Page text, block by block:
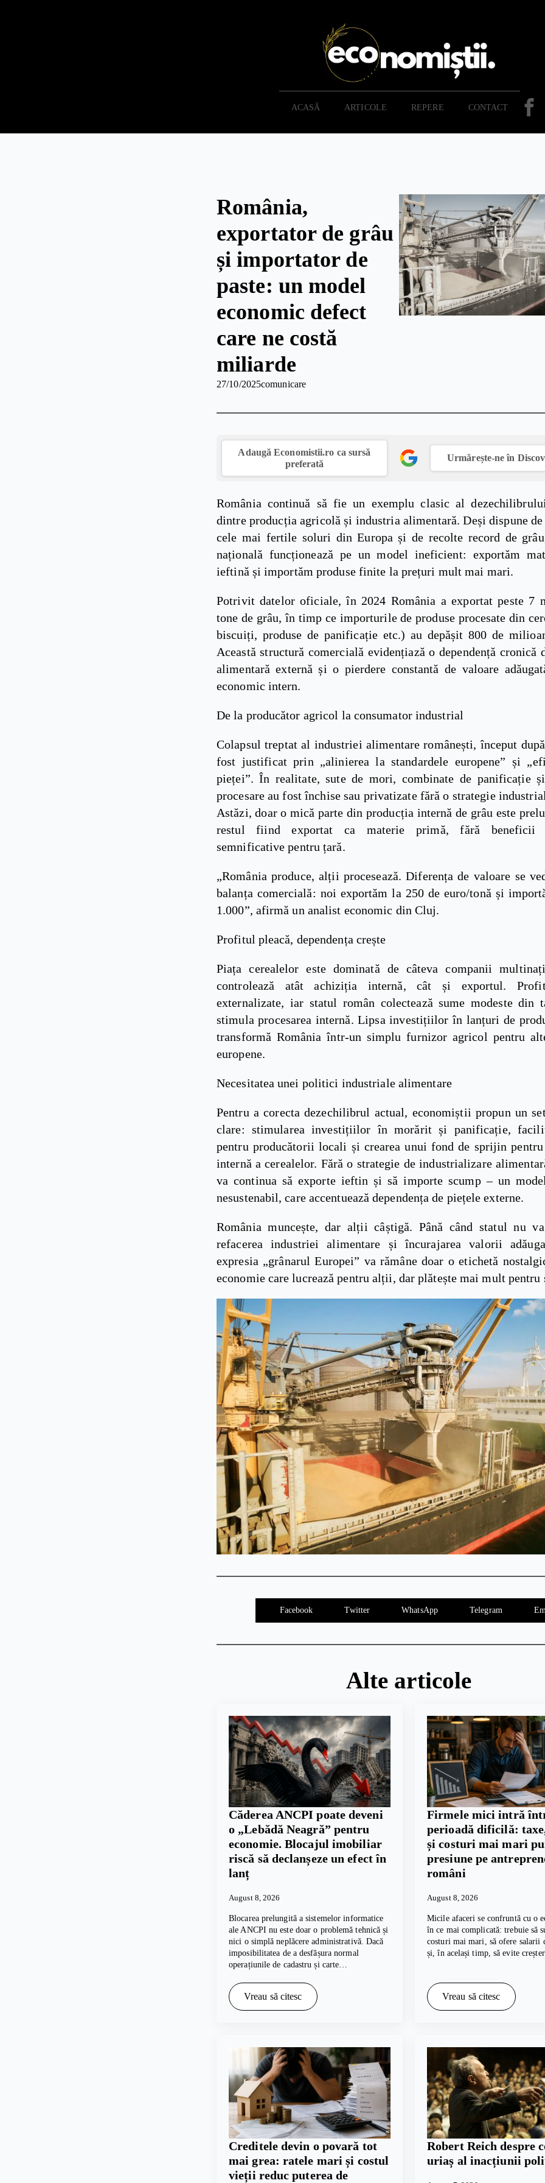
ACASĂ ARTICOLE REPERE CONTACT
România,
exportator de grâu
și importator de
paste: un model
economic defect
care ne costă
miliarde
27/10/2025comunicare
Adaugă Economistii.ro ca sursă
preferată
Urmărește-ne în
România continuă să fie un exemplu clasic al
dintre producția agricolă și industria alimentară. Deși dispune
cele mai fertile soluri din Europa și de recolte record de
națională funcționează pe un model ineficient: exportăm
ieftină și importăm produse finite la prețuri mult mai mari.
Potrivit datelor oficiale, în 2024 România a exportat peste 7
tone de grâu, în timp ce importurile de produse procesate din
biscuiți, produse de panificație etc.) au depășit 800 de
Această structură comercială evidențiază o dependență cronică
alimentară externă și o pierdere constantă de valoare
economic intern.
De la producător agricol la consumator industrial
Colapsul treptat al industriei alimentare românești, început
fost justificat prin „alinierea la standardele europene” și
pieței”. În realitate, sute de mori, combinate de panificație
procesare au fost închise sau privatizate fără o strategie
Astăzi, doar o mică parte din producția internă de grâu este
restul fiind exportat ca materie primă, fără beneficii
semnificative pentru țară.
„România produce, alții procesează. Diferența de valoare se
balanța comercială: noi exportăm la 250 de euro/tonă și
1.000”, afirmă un analist economic din Cluj.
Profitul pleacă, dependența crește
Piața cerealelor este dominată de câteva companii
controlează atât achiziția internă, cât și exportul.
externalizate, iar statul român colectează sume modeste din
stimula procesarea internă. Lipsa investițiilor în lanțuri de
transformă România într-un simplu furnizor agricol pentru
europene.
Necesitatea unei politici industriale alimentare
Pentru a corecta dezechilibrul actual, economiștii propun un
clare: stimularea investițiilor în morărit și panificație,
pentru producătorii locali și crearea unui fond de sprijin pentru
internă a cerealelor. Fără o strategie de industrializare
va continua să exporte ieftin și să importe scump – un
nesustenabil, care accentuează dependența de piețele externe.
România muncește, dar alții câștigă. Până când statul nu
refacerea industriei alimentare și încurajarea valorii
expresia „grânarul Europei” va rămâne doar o etichetă
economie care lucrează pentru alții, dar plătește mai mult pentru
Facebook Twitter WhatsApp Telegram
Alte articole
Căderea ANCPI poate deveni
o „Lebădă Neagră” pentru
economie. Blocajul imobiliar
riscă să declanșeze un efect în
lanț
August 8, 2026
Blocarea prelungită a sistemelor informatice
ale ANCPI nu este doar o problemă tehnică și
nici o simplă neplăcere administrativă. Dacă
imposibilitatea de a desfășura normal
operațiunile de cadastru și carte…
Vreau să citesc
Firmele mici intră
perioadă dificilă:
și costuri mai mari
presiune pe
români
August 8, 2026
Micile afaceri se confruntă cu o
în ce mai complicată: trebuie să
costuri mai mari, să ofere salarii
și, în același timp, să evite
Vreau să citesc
Creditele devin o povară tot
mai grea: ratele mari și costul
vieții reduc puterea de
Robert Reich despre
uriaș al inacțiunii